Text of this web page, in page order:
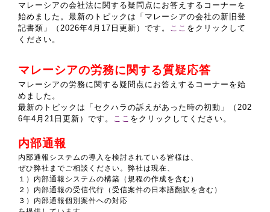
マレーシアの会社法に関する疑問点にお答えするコーナーを
始めました。 最新のトピックは「マレーシアの会社の新旧登
記書類」（2026年4月17日更新）です。 ここ をクリックして
ください。
マレーシアの労務に関する質疑応答
マレーシアの労務に関する疑問点にお答えするコーナーを始
めました。
最新のトピックは「セクハラの訴えがあった時の初動」（202
6年4月21日更新）です。 ここ をクリックしてください。
内部通報
内部通報システムの導入を検討されている皆様は、
ぜひ弊社までご相談ください。弊社は現在、
１）内部通報システムの構築（規程の作成を含む）
２）内部通報の受信代行（受信案件の日本語翻訳を含む）
３）内部通報個別案件への対応